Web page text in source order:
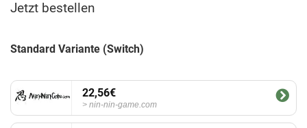
Jetzt bestellen
Standard Variante (Switch)
22,56€
nin-nin-game.com